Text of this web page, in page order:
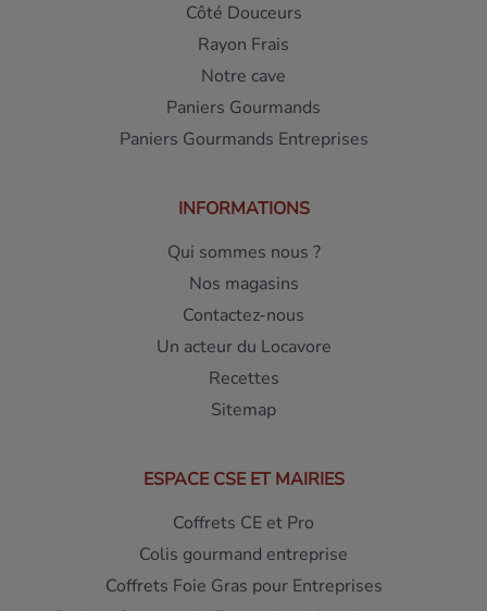
Côté Douceurs
Rayon Frais
Notre cave
Paniers Gourmands
Paniers Gourmands Entreprises
INFORMATIONS
Qui sommes nous ?
Nos magasins
Contactez-nous
Un acteur du Locavore
Recettes
Sitemap
ESPACE CSE ET MAIRIES
Coffrets CE et Pro
Colis gourmand entreprise
Coffrets Foie Gras pour Entreprises